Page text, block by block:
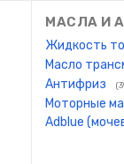
МАСЛА И
Жидкость
Масло
Антифриз
Моторные
Adblue